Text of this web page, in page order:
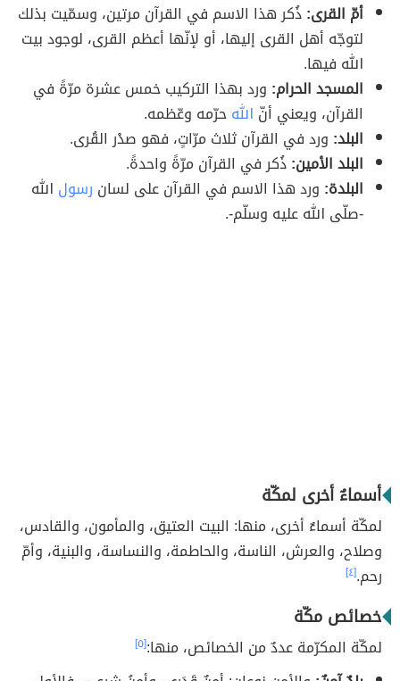
أمّ القرى:ذُكر هذا الاسم في القرآن مرتين، وسمّيت بذلك
لتوجّه أهل القرى إليها، أو لإنّها أعظم القرى، لوجود بيت
الله فيها.
المسجد الحرام: ورد بهذا التركيب خمس عشرة مرّةً في
القرآن، ويعني أنّ اللهحرّمه وعّظمه.
البلد: ورد في القرآن ثلاث مرّاتٍ، فهو صدْر القُرى.
البلد الأمين:ذُكر في القرآن مرّةً واحدةً.
البلدة: ورد هذا الاسم في القرآن على لسان رسول الله
-صلّى الله عليه وسلّم-.
أسماءٌ أخرى لمكّة
لمكّة أسماءٌ أخرى، منها: البيت العتيق، والمأمون، والقادس،
وصلاح، والعرش، الناسة، والحاطمة، والنساسة، والبنية، وأمّ
رحم.[٤]
خصائص مكّة
لمكّة المكرّمة عددٌ من الخصائص، منها:[٥]